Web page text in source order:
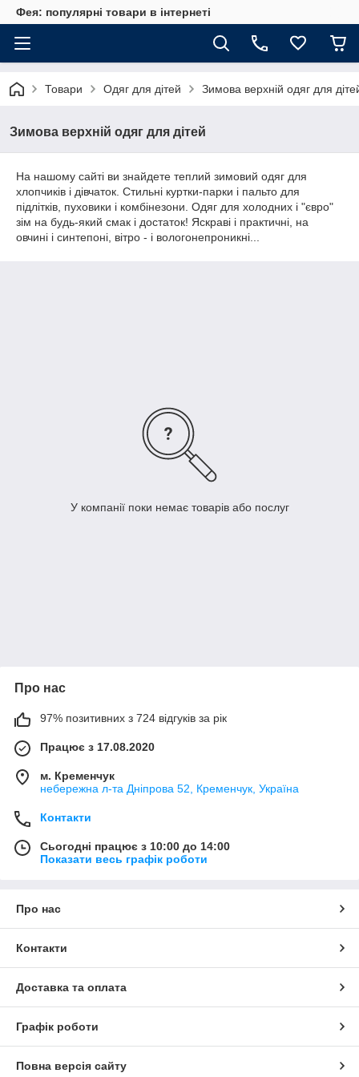
Фея: популярні товари в інтернеті
Товари Одяг для дітей Зимова верхній одяг для
Зимова верхній одяг для дітей
На нашому сайті ви знайдете теплий зимовий одяг для
хлопчиків і дівчаток. Стильні куртки-парки і пальто для
підлітків, пуховики і комбінезони. Одяг для холодних і "євро"
зім на будь-який смак і достаток! Яскраві і практичні, на
овчині і синтепоні, вітро - і вологонепроникні...
У компанії поки немає товарів або послуг
Про нас
97% позитивних з 724 відгуків за рік
Працює з 17.08.2020
м. Кременчук
небережна л-та Дніпрова 52, Кременчук, Україна
Контакти
Сьогодні працює з 10:00 до 14:00
Показати весь графік роботи
Про нас
Контакти
Доставка та оплата
Графік роботи
Повна версія сайту